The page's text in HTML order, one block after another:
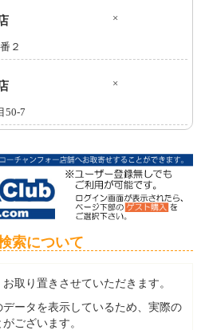
×
２
×
50-7
索について
取り置きさせていただきます。
ータを表示しているため、実際の
ございます。